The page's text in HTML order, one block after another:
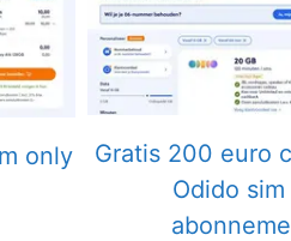
only
Gratis 200 euro
Odido